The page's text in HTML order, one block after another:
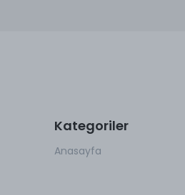
Kategoriler
Anasayfa